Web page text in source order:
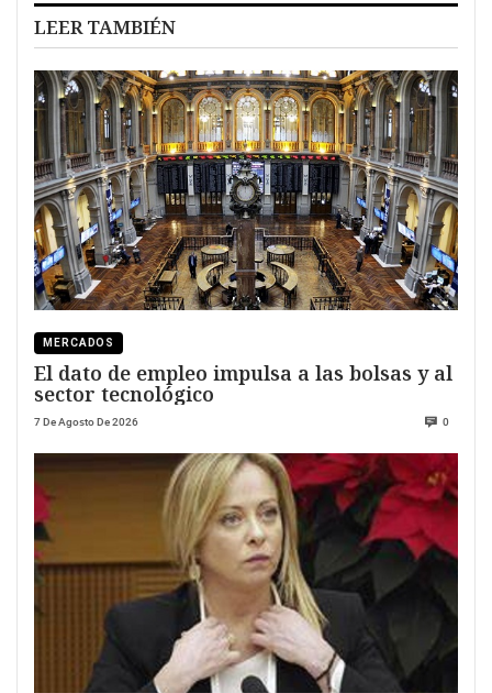
LEER TAMBIÉN
MERCADOS
El dato de empleo impulsa a las bolsas y al
sector tecnológico
7 De Agosto De 2026 0